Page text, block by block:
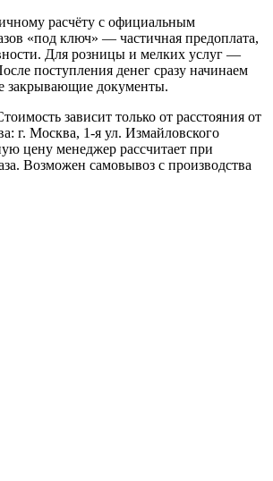
расчёту с официальным
«под ключ» — частичная предоплата,
Для розницы и мелких услуг —
поступления денег сразу начинаем
закрывающие документы.
зависит только от расстояния от
г. Москва, 1-я ул. Измайловского
цену менеджер рассчитает при
Возможен самовывоз с производства